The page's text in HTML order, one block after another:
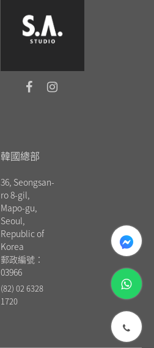
韓國總部
36, Seongsan-
ro 8-gil,
Mapo-gu,
Seoul,
Republic of
Korea
郵政編號：
03966
(82) 02 6328
1720
whatsapp
messenger
phone